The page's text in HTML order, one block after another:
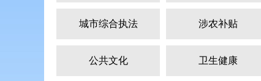
城市综合执法 涉农补贴
公共文化 卫生健康